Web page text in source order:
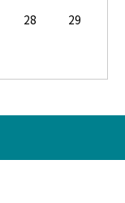
28
29